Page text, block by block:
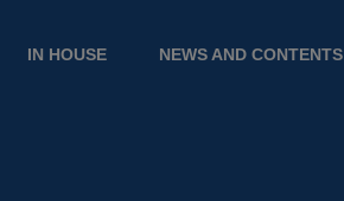
IN HOUSE NEWS AND CONTENTS